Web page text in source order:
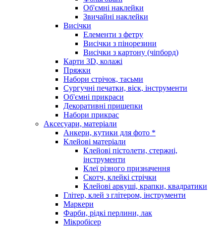
Об'ємні наклейки
Звичайні наклейки
Висічки
Елементи з фетру
Висічки з пінорезини
Висічки з картону (чіпборд)
Карти 3D, колажі
Пряжки
Набори стрічок, тасьми
Сургучні печатки, віск, інструменти
Об'ємні прикраси
Декоративні прищепки
Набори прикрас
Аксесуари, матеріали
Анкери, кутики для фото *
Клейові матеріали
Клейові пістолети, стержні,
інструменти
Клеї різного призначення
Скотч, клейкі стрічки
Клейові аркуші, крапки, квадратики
Глітер, клей з глітером, інструменти
Маркери
Фарби, рідкі перлини, лак
Мікробісер